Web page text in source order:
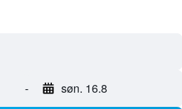
- søn. 16.8